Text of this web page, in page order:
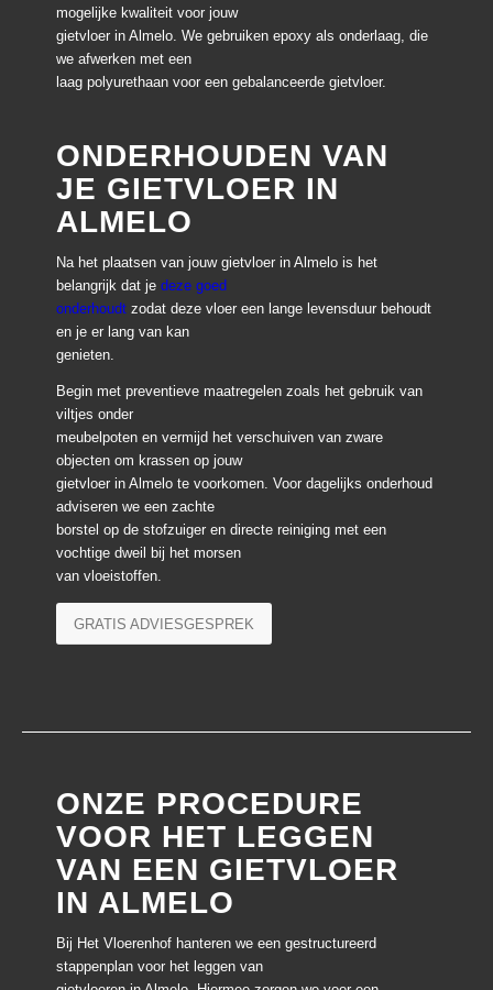
mogelijke kwaliteit voor jouw
gietvloer in Almelo. We gebruiken epoxy als onderlaag, die
we afwerken met een
laag polyurethaan voor een gebalanceerde gietvloer.
ONDERHOUDEN VAN
JE GIETVLOER IN
ALMELO
Na het plaatsen van jouw gietvloer in Almelo is het
belangrijk dat je deze goed
onderhoudt zodat deze vloer een lange levensduur behoudt
en je er lang van kan
genieten.
Begin met preventieve maatregelen zoals het gebruik van
viltjes onder
meubelpoten en vermijd het verschuiven van zware
objecten om krassen op jouw
gietvloer in Almelo te voorkomen. Voor dagelijks onderhoud
adviseren we een zachte
borstel op de stofzuiger en directe reiniging met een
vochtige dweil bij het morsen
van vloeistoffen.
GRATIS ADVIESGESPREK
ONZE PROCEDURE
VOOR HET LEGGEN
VAN EEN GIETVLOER
IN ALMELO
Bij Het Vloerenhof hanteren we een gestructureerd
stappenplan voor het leggen van